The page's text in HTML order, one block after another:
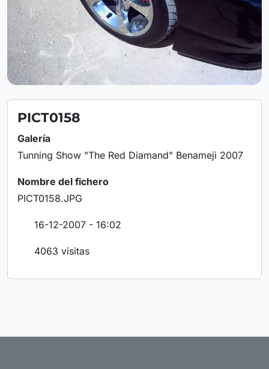
PICT0158
Galería
Tunning Show "The Red Diamand" Benameji 2007
Nombre del fichero
PICT0158.JPG
16-12-2007 - 16:02
4063 visitas